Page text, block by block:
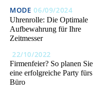
MODE 06/09/2024
Uhrenrolle: Die Optimale
Aufbewahrung für Ihre
Zeitmesser
22/10/2022
Firmenfeier? So planen Sie
eine erfolgreiche Party fürs
Büro